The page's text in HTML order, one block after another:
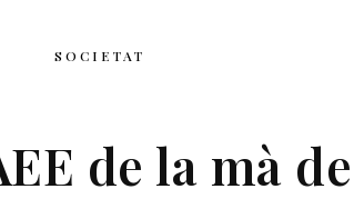
SOCIETAT
de la mà